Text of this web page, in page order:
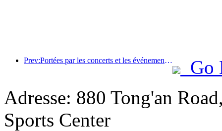
Prev:Portées par les concerts et les événements, les performances hôtelières de Hangzhou devraient continuer à augmenter en mars
Go
Adresse: 880 Tong'an
Sports Center